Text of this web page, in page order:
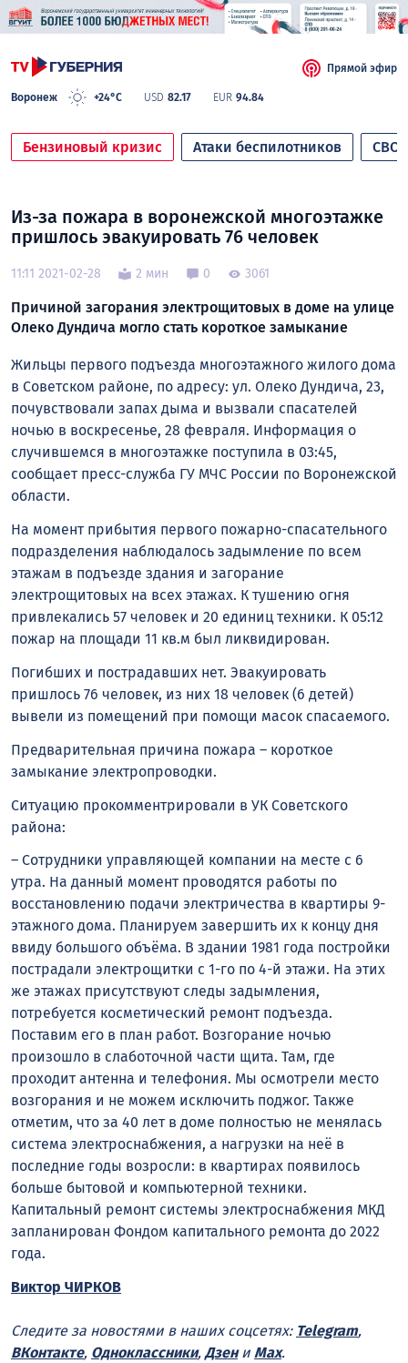
Воронеж +24°C USD 82.17 EUR 94.84
Прямой эфир
Бензиновый кризис Атаки беспилотников СВО
Из-за пожара в воронежской многоэтажке
пришлось эвакуировать 76 человек
11:11 2021-02-28 2 мин 0 3061
Причиной загорания электрощитовых в доме на улице
Олеко Дундича могло стать короткое замыкание
Жильцы первого подъезда многоэтажного жилого дома
в Советском районе, по адресу: ул. Олеко Дундича, 23,
почувствовали запах дыма и вызвали спасателей
ночью в воскресенье, 28 февраля. Информация о
случившемся в многоэтажке поступила в 03:45,
сообщает пресс-служба ГУ МЧС России по Воронежской
области.
На момент прибытия первого пожарно-спасательного
подразделения наблюдалось задымление по всем
этажам в подъезде здания и загорание
электрощитовых на всех этажах. К тушению огня
привлекались 57 человек и 20 единиц техники. К 05:12
пожар на площади 11 кв.м был ликвидирован.
Погибших и пострадавших нет. Эвакуировать
пришлось 76 человек, из них 18 человек (6 детей)
вывели из помещений при помощи масок спасаемого.
Предварительная причина пожара – короткое
замыкание электропроводки.
Ситуацию прокомментрировали в УК Советского
района:
– Сотрудники управляющей компании на месте с 6
утра. На данный момент проводятся работы по
восстановлению подачи электричества в квартиры 9-
этажного дома. Планируем завершить их к концу дня
ввиду большого объёма. В здании 1981 года постройки
пострадали электрощитки с 1-го по 4-й этажи. На этих
же этажах присутствуют следы задымления,
потребуется косметический ремонт подъезда.
Поставим его в план работ. Возгорание ночью
произошло в слаботочной части щита. Там, где
проходит антенна и телефония. Мы осмотрели место
возгорания и не можем исключить поджог. Также
отметим, что за 40 лет в доме полностью не менялась
система электроснабжения, а нагрузки на неё в
последние годы возросли: в квартирах появилось
больше бытовой и компьютерной техники.
Капитальный ремонт системы электроснабжения МКД
запланирован Фондом капитального ремонта до 2022
года.
Виктор ЧИРКОВ
Следите за новостями в наших соцсетях: Telegram,
ВКонтакте, Одноклассники, Дзени Max.